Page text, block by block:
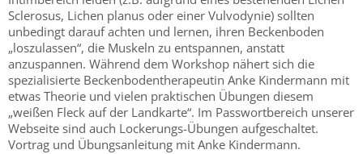
Sclerosus, Lichen planus oder einer Vulvodynie) sollten
unbedingt darauf achten und lernen, ihren Beckenboden
„loszulassen“, die Muskeln zu entspannen, anstatt
anzuspannen. Während dem Workshop nähert sich die
spezialisierte Beckenbodentherapeutin Anke Kindermann mit
etwas Theorie und vielen praktischen Übungen diesem
„weißen Fleck auf der Landkarte“. Im Passwortbereich unserer
Webseite sind auch Lockerungs-Übungen aufgeschaltet.
Vortrag und Übungsanleitung mit Anke Kindermann.